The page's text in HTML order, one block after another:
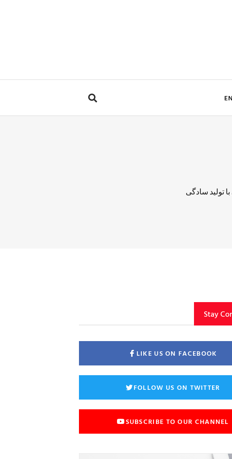
تولید سادگی
Stay
LIKE US ON FACEBOOK
FOLLOW US ON TWITTER
SUBSCRIBE TO OUR CHANNEL